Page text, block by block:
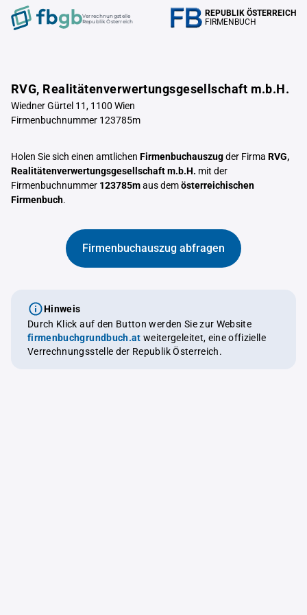
Verrechnungstelle
Republik Österreich
REPUBLIK ÖSTERREICH
FIRMENBUCH
RVG, Realitätenverwertungsgesellschaft m.b.H.
Wiedner Gürtel 11, 1100 Wien
Firmenbuchnummer 123785m
Holen Sie sich einen amtlichen Firmenbuchauszugder Firma RVG,
Realitätenverwertungsgesellschaft m.b.H. mit der
Firmenbuchnummer 123785maus demösterreichischen
Firmenbuch.
Firmenbuchauszug abfragen
Hinweis
Durch Klick auf den Button werden Sie zur Website
firmenbuchgrundbuch.at weitergeleitet, eine offizielle
Verrechnungsstelle der Republik Österreich.